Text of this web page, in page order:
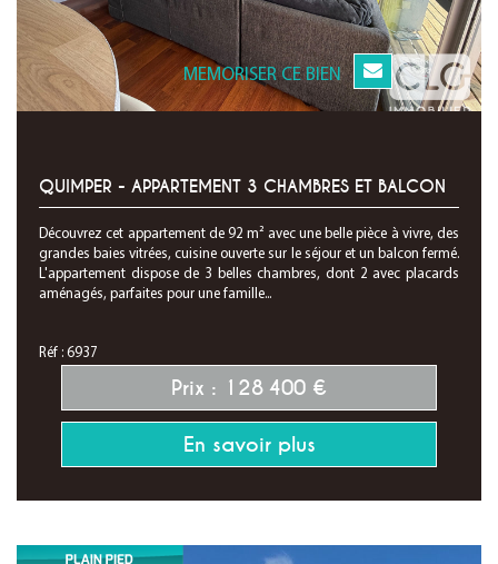
MEMORISER CE BIEN
QUIMPER - APPARTEMENT 3 CHAMBRES ET BALCON
Découvrez cet appartement de 92 m² avec une belle pièce à vivre, des
grandes baies vitrées, cuisine ouverte sur le séjour et un balcon fermé.
L'appartement dispose de 3 belles chambres, dont 2 avec placards
aménagés, parfaites pour une famille...
Réf : 6937
Prix : 128 400 €
En savoir plus